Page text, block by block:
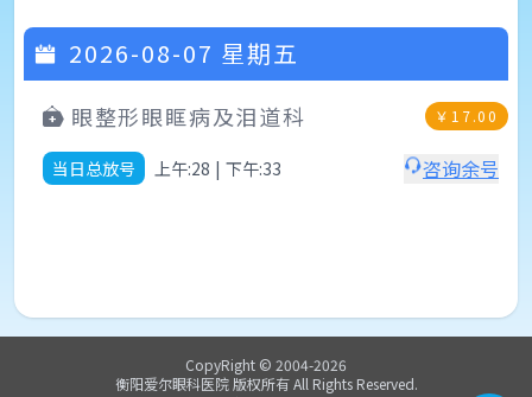
2026-08-07 星期五
眼整形眼眶病及泪道科 ￥ 17.00
当日总放号 上午:28 | 下午:33 咨询余号
CopyRight © 2004-2026
衡阳爱尔眼科医院版权所有 All Rights Reserved.